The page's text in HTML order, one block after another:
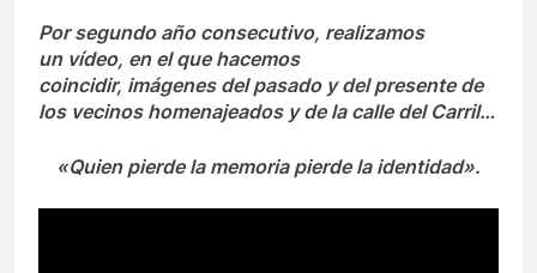
Porsegundo año consecutivo, realizamos
un vídeo, en el que hacemos
coincidir, imágenes del pasado y del presente de
los vecinos homenajeados y de la calle del Carril…
«Quien pierde la memoria pierde la identidad».